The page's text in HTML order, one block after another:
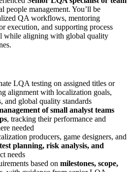
people management. You’ll be
QA workflows, mentoring
execution, and supporting process
aligning with global quality
LQA testing on assigned titles or
alignment with localization goals,
and global quality standards
of small analyst teams
, tracking their performance and
needed
producers, game designers, and
test planning, risk analysis, and
needs
based on milestones, scope,